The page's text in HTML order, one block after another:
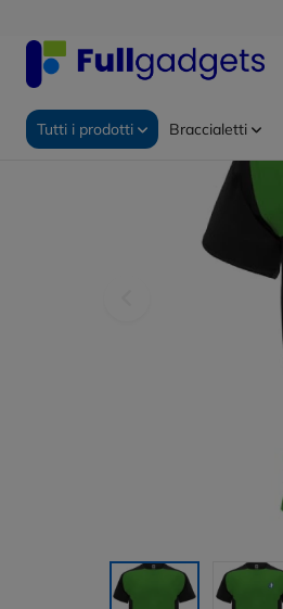
Tutti i prodotti Braccialetti